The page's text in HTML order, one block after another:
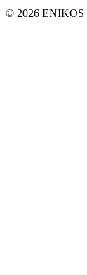
© 2026 ENIKOS